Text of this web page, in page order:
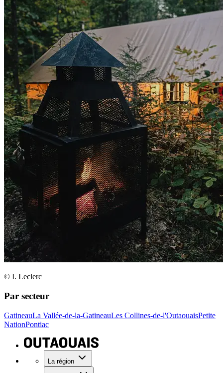
© I. Leclerc
Par secteur
GatineauLa Vallée-de-la-GatineauLes Collines-de-l'OutaouaisPetite
NationPontiac
La région